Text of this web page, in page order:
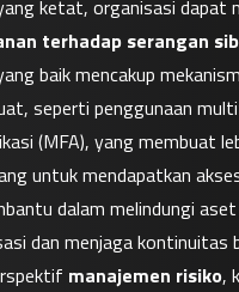
terhadap serangan
baik mencakup
seperti penggunaan
(MFA), yang membuat
untuk mendapatkan
dalam melindungi
dan menjaga kontinuitas
manajemen risiko,